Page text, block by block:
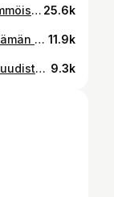
HEREILLE SINÄ K•••••••E! Saapui tämmöisiä viestejä tälle kultalusikka suussa syntyneelle etuoikeutetulle k•••••••••e. Ne olivat kovin herätteleviä. Kouluruokailun se rosoisempi puoli. Arvostan kouluruokaa entistä enemmän. Toivottavasti moni muukin. (lupa julkaisuihin kysytty) #koulu #kouluruokailu #kouluruoka #opettajanääni #opettajanelämää #peruskoulu #koulumaailma 25.6k
EN IKINÄ HALUAISI OLLA OPETTAJA Tämän fraasin olen kuullut eläissäni aika monta kertaa. Viimeisimpinä vuosina ehkäpä vielä useammin. Eläs nyt... #opettaja #luokanopettaja #koulu #koulumaailma #peruskoulu 11.9k
JÄISIPÄ KOULUT RAUHAAN Paljon on uudistettu. Paljon uudistetaan... Itse olen jokaisen ETEENPÄIN vievän ja rakentavan uudistuksen kannattaja, mutta... Lähteet: hs.fi, yle.fi, Iltalehti, ess.fi #koulu #peruskoulu #opettajanääni #luokanopettaja #koulumaailma 9.3k